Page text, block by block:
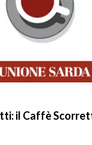
il Caffè